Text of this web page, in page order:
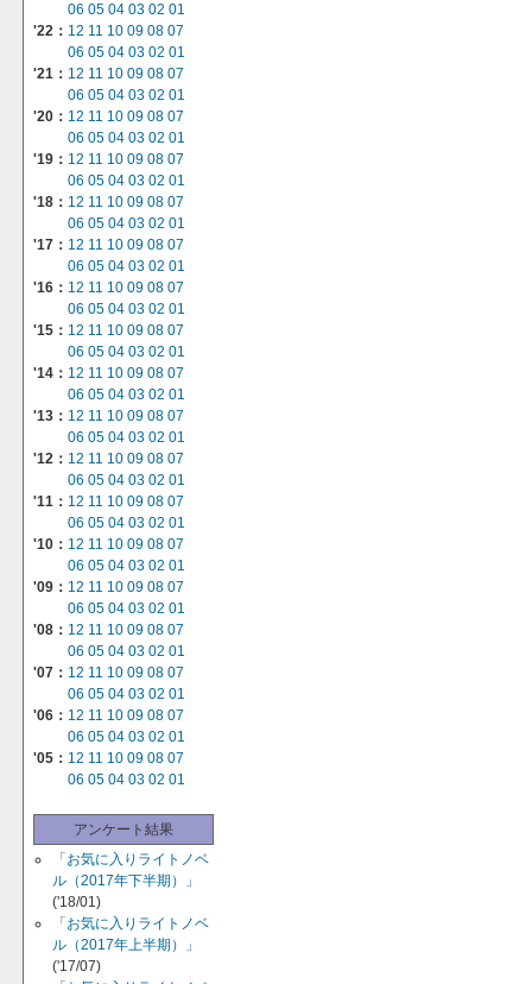
06 05 04 03 02 01
'22： 12 11 10 09 08 07
06 05 04 03 02 01
'21： 12 11 10 09 08 07
06 05 04 03 02 01
'20： 12 11 10 09 08 07
06 05 04 03 02 01
'19： 12 11 10 09 08 07
06 05 04 03 02 01
'18： 12 11 10 09 08 07
06 05 04 03 02 01
'17： 12 11 10 09 08 07
06 05 04 03 02 01
'16： 12 11 10 09 08 07
06 05 04 03 02 01
'15： 12 11 10 09 08 07
06 05 04 03 02 01
'14： 12 11 10 09 08 07
06 05 04 03 02 01
'13： 12 11 10 09 08 07
06 05 04 03 02 01
'12： 12 11 10 09 08 07
06 05 04 03 02 01
'11： 12 11 10 09 08 07
06 05 04 03 02 01
'10： 12 11 10 09 08 07
06 05 04 03 02 01
'09： 12 11 10 09 08 07
06 05 04 03 02 01
'08： 12 11 10 09 08 07
06 05 04 03 02 01
'07： 12 11 10 09 08 07
06 05 04 03 02 01
'06： 12 11 10 09 08 07
06 05 04 03 02 01
'05： 12 11 10 09 08 07
06 05 04 03 02 01
アンケート結果
「お気に入りライトノベ
ル（2017年下半期）」
('18/01)
「お気に入りライトノベ
ル（2017年上半期）」
('17/07)